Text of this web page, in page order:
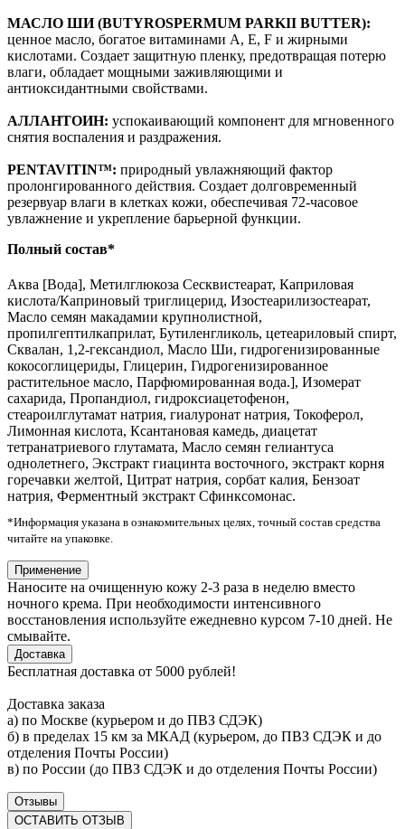
МАСЛО ШИ (BUTYROSPERMUM PARKII BUTTER):
ценное масло, богатое витаминами A, E, F и жирными
кислотами. Создает защитную пленку, предотвращая потерю
влаги, обладает мощными заживляющими и
антиоксидантными свойствами.
АЛЛАНТОИН: успокаивающий компонент для мгновенного
снятия воспаления и раздражения.
PENTAVITIN™: природный увлажняющий фактор
пролонгированного действия. Создает долговременный
резервуар влаги в клетках кожи, обеспечивая 72-часовое
увлажнение и укрепление барьерной функции.
Полный состав*
Аква [Вода], Метилглюкоза Сесквистеарат, Каприловая
кислота/Каприновый триглицерид, Изостеарилизостеарат,
Масло семян макадамии крупнолистной,
пропилгептилкаприлат, Бутиленгликоль, цетеариловый спирт,
Сквалан, 1,2-гександиол, Масло Ши, гидрогенизированные
кокосоглицериды, Глицерин, Гидрогенизированное
растительное масло, Парфюмированная вода.], Изомерат
сахарида, Пропандиол, гидроксиацетофенон,
стеароилглутамат натрия, гиалуронат натрия, Токоферол,
Лимонная кислота, Ксантановая камедь, диацетат
тетранатриевого глутамата, Масло семян гелиантуса
однолетнего, Экстракт гиацинта восточного, экстракт корня
горечавки желтой, Цитрат натрия, сорбат калия, Бензоат
натрия, Ферментный экстракт Сфинксомонас.
*Информация указана в ознакомительных целях, точный состав средства
читайте на упаковке.
Применение
Наносите на очищенную кожу 2-3 раза в неделю вместо
ночного крема. При необходимости интенсивного
восстановления используйте ежедневно курсом 7-10 дней. Не
смывайте.
Доставка
Бесплатная доставка от 5000 рублей!
Доставка заказа
а) по Москве (курьером и до ПВЗ СДЭК)
б) в пределах 15 км за МКАД (курьером, до ПВЗ СДЭК и до
отделения Почты России)
в) по России (до ПВЗ СДЭК и до отделения Почты России)
Отзывы
ОСТАВИТЬ ОТЗЫВ